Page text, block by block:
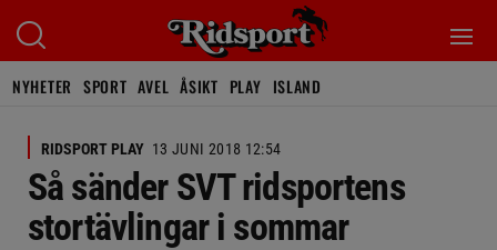
NYHETER SPORT AVEL ÅSIKT PLAY ISLAND
RIDSPORT PLAY 13 JUNI 2018 12:54
Så sänder SVT ridsportens
stortävlingar i sommar